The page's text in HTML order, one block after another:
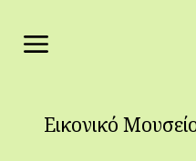
Εικονικό